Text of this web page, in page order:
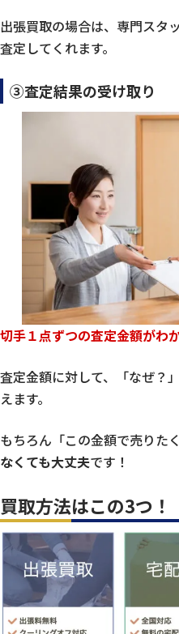
出張買取の場合は、専門スタ
査定してくれます。
③査定結果の受け取り
切手１点ずつの査定金額がわ
査定金額に対して、「なぜ？
えます。
もちろん「この金額で売りた
なくても大丈夫です！
買取方法はこの3つ！